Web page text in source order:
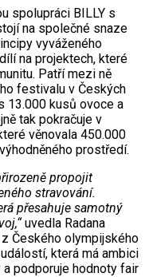
spolupráci BILLY s
na společné snaze
vyváženého
na projektech, které
Patří mezi ně
festivalu v Českých
13.000 kusů ovoce a
tak pokračuje v
věnovala 450.000
prostředí.
propojit
stravování.
přesahuje samotný
uvedla Radana
Českého olympijského
která má ambici
podporuje hodnoty fair